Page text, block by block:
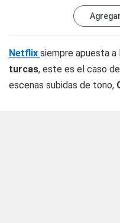
Netflix siempre apuesta a
turcas, este es el caso
escenas subidas de tono,